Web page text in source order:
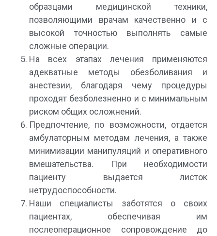
образцами медицинской техники,
позволяющими врачам качественно и с
высокой точностью выполнять самые
сложные операции.
На всех этапах лечения применяются
адекватные методы обезболивания и
анестезии, благодаря чему процедуры
проходят безболезненно и с минимальным
риском общих осложнений.
Предпочтение, по возможности, отдается
амбулаторным методам лечения, а также
минимизации манипуляций и оперативного
вмешательства. При необходимости
пациенту выдается листок
нетрудоспособности.
Наши специалисты заботятся о своих
пациентах, обеспечивая им
послеоперационное сопровождение до